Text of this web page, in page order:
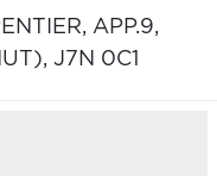
APP.9,
J7N 0C1